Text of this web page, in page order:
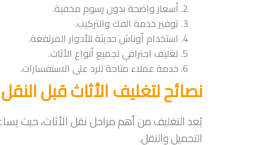
أسعار واضحة بدون رسوم مخفية.
توفير خدمة الفك والتركيب.
استخدام أوناش حديثة للأدوار المرتفعة.
تغليف احترافي لجميع أنواع الأثاث.
خدمة عملاء متاحة للرد على الاستفسارات.
نصائح لتغليف الأثاث قبل النقل
يُعد التغليف من أهم مراحل نقل الأثاث، حيث
التحميل والنقل.